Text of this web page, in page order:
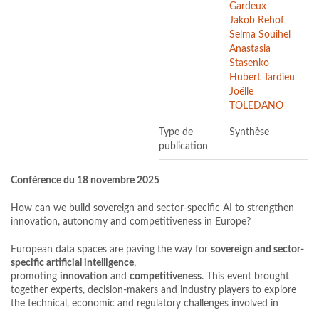
Gardeux
Jakob Rehof
Selma Souihel
Anastasia
Stasenko
Hubert Tardieu
Joëlle
TOLEDANO
Type de
publication
Synthèse
Conférence du 18 novembre 2025
How can we build sovereign and sector-specific AI to strengthen
innovation, autonomy and competitiveness in Europe?
European data spaces are paving the way for sovereign and sector-
specific artificial intelligence,
promoting innovation and competitiveness. This event brought
together experts, decision-makers and industry players to explore
the technical, economic and regulatory challenges involved in